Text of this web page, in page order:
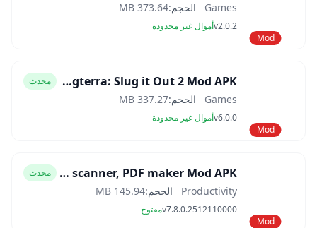
Mod
Games الحجم:373.64 MB
v2.0.2أموال غير محدودة
Mod
Slugterra: Slug it Out 2 Mod APK محدث
Games الحجم:337.27 MB
v6.0.0أموال غير محدودة
Mod
CamScanner- scanner, PDF maker Mod APK محدث
Productivity الحجم:145.94 MB
v7.8.0.2512110000مفتوح